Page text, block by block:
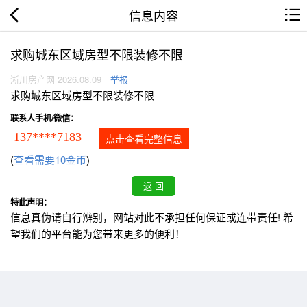
信息内容
求购城东区域房型不限装修不限
淅川房产网 2026.08.09 举报
求购城东区域房型不限装修不限
联系人手机/微信：
137****7183 点击查看完整信息
(查看需要10金币)
特此声明：
信息真伪请自行辨别，网站对此不承担任何保证或连带责任! 希
望我们的平台能为您带来更多的便利！